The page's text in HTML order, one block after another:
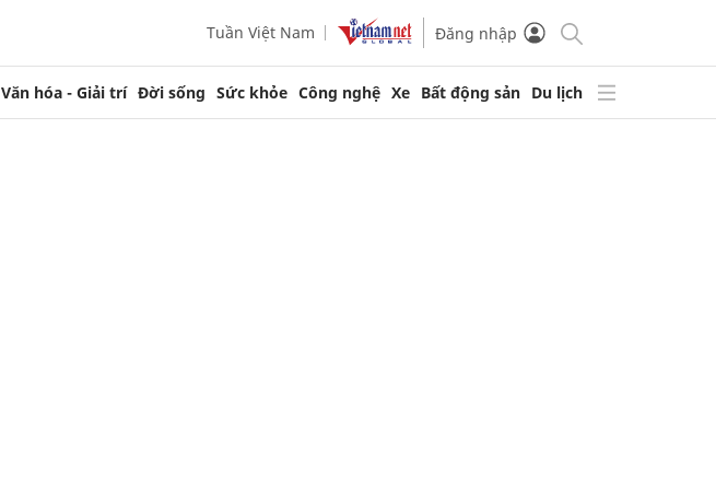
Tuần Việt Nam Đăng nhập
Văn hóa - Giải trí Đời sống Sức khỏe Công nghệ Xe Bất động sản Du lịch